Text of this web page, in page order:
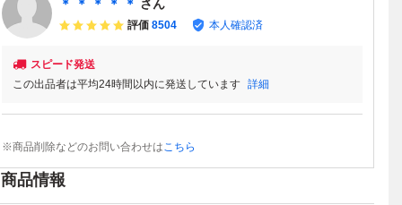
＊ ＊ ＊ ＊ ＊ さん
評価 8504 本人確認済
スピード発送
この出品者は平均24時間以内に発送しています 詳細
※商品削除などのお問い合わせはこちら
商品情報